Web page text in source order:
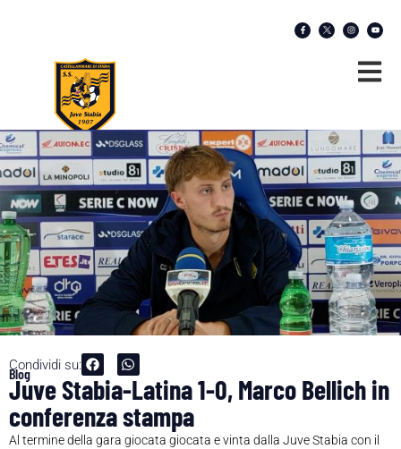
Condividi su:
Blog
Juve Stabia-Latina 1-0, Marco Bellich in
conferenza stampa
Al termine della gara giocata giocata e vinta dalla Juve Stabia con il